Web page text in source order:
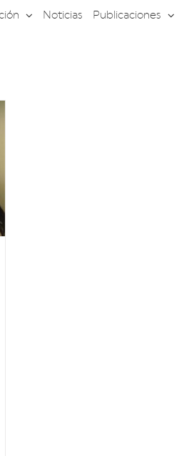
Noticias Publicaciones